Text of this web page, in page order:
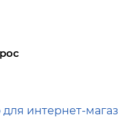
интернет-